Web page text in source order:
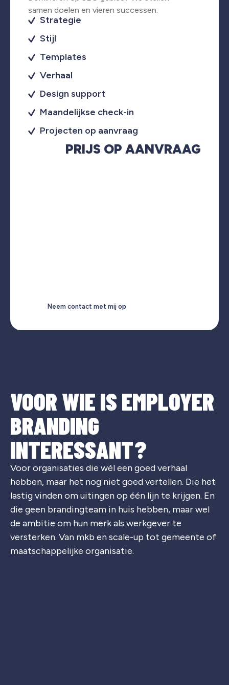
samen doelen en vieren successen.
Strategie
Stijl
Templates
Verhaal
Design support
Maandelijkse check-in
Projecten op aanvraag
PRIJS OP AANVRAAG
Neem contact met mij op
VOOR WIE IS EMPLOYER
BRANDING
INTERESSANT?
Voor organisaties die wél een goed verhaal
hebben, maar het nog niet goed vertellen. Die het
lastig vinden om uitingen op één lijn te krijgen. En
die geen brandingteam in huis hebben, maar wel
de ambitie om hun merk als werkgever te
versterken. Van mkb en scale-up tot gemeente of
maatschappelijke organisatie.